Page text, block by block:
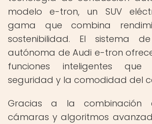
modelo e-tron, un SUV
gama que combina
sostenibilidad. El sistema
autónoma de Audi e-tron
funciones inteligentes
seguridad y la comodidad del
Gracias a la combinación
cámaras y algoritmos